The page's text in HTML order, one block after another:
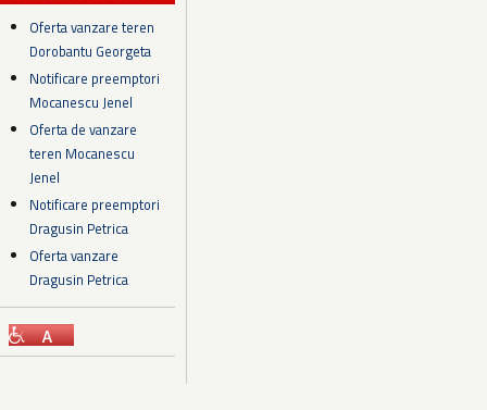
Oferta vanzare teren
Dorobantu Georgeta
Notificare preemptori
Mocanescu Jenel
Oferta de vanzare
teren Mocanescu
Jenel
Notificare preemptori
Dragusin Petrica
Oferta vanzare
Dragusin Petrica